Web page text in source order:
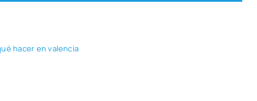
hacer en valen­cia